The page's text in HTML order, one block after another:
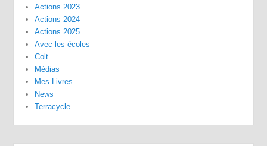
Actions 2023
Actions 2024
Actions 2025
Avec les écoles
Colt
Médias
Mes Livres
News
Terracycle